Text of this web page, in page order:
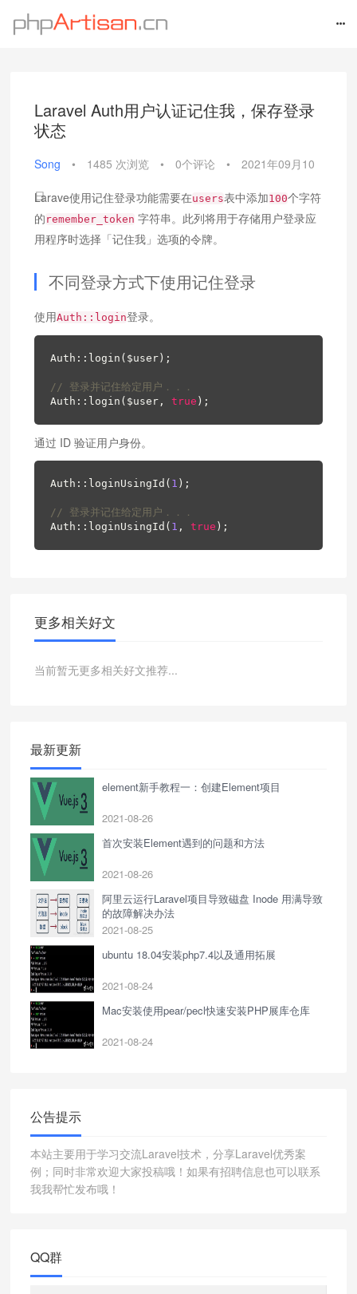
Laravel Auth用户认证记住我，保存登录
状态
Song • 1485 次浏览 • 0个评论 •
2021年09月10
日
Larave使用记住登录功能需要在users表中添加100个字符
的 remember_token 字符串。此列将用于存储用户登录应
用程序时选择「记住我」选项的令牌。
不同登录方式下使用记住登录
使用Auth::login登录。
Auth::login($user);
// 登录并记住给定用户．．．
Auth::login($user, true );
通过 ID 验证用户身份。
Auth::loginUsingId( 1 );
// 登录并记住给定用户．．．
Auth::loginUsingId( 1 , true );
更多相关好文
当前暂无更多相关好文推荐...
最新更新
element新手教程一：创建Element项目
2021-08-26
首次安装Element遇到的问题和方法
2021-08-26
阿里云运行Laravel项目导致磁盘 Inode 用满导致
的故障解决办法
2021-08-25
ubuntu 18.04安装php7.4以及通用拓展
2021-08-24
Mac安装使用pear/pecl快速安装PHP展库仓库
2021-08-24
公告提示
本站主要用于学习交流Laravel技术，分享Laravel优秀案
例；同时非常欢迎大家投稿哦！如果有招聘信息也可以联系
我我帮忙发布哦！
QQ群